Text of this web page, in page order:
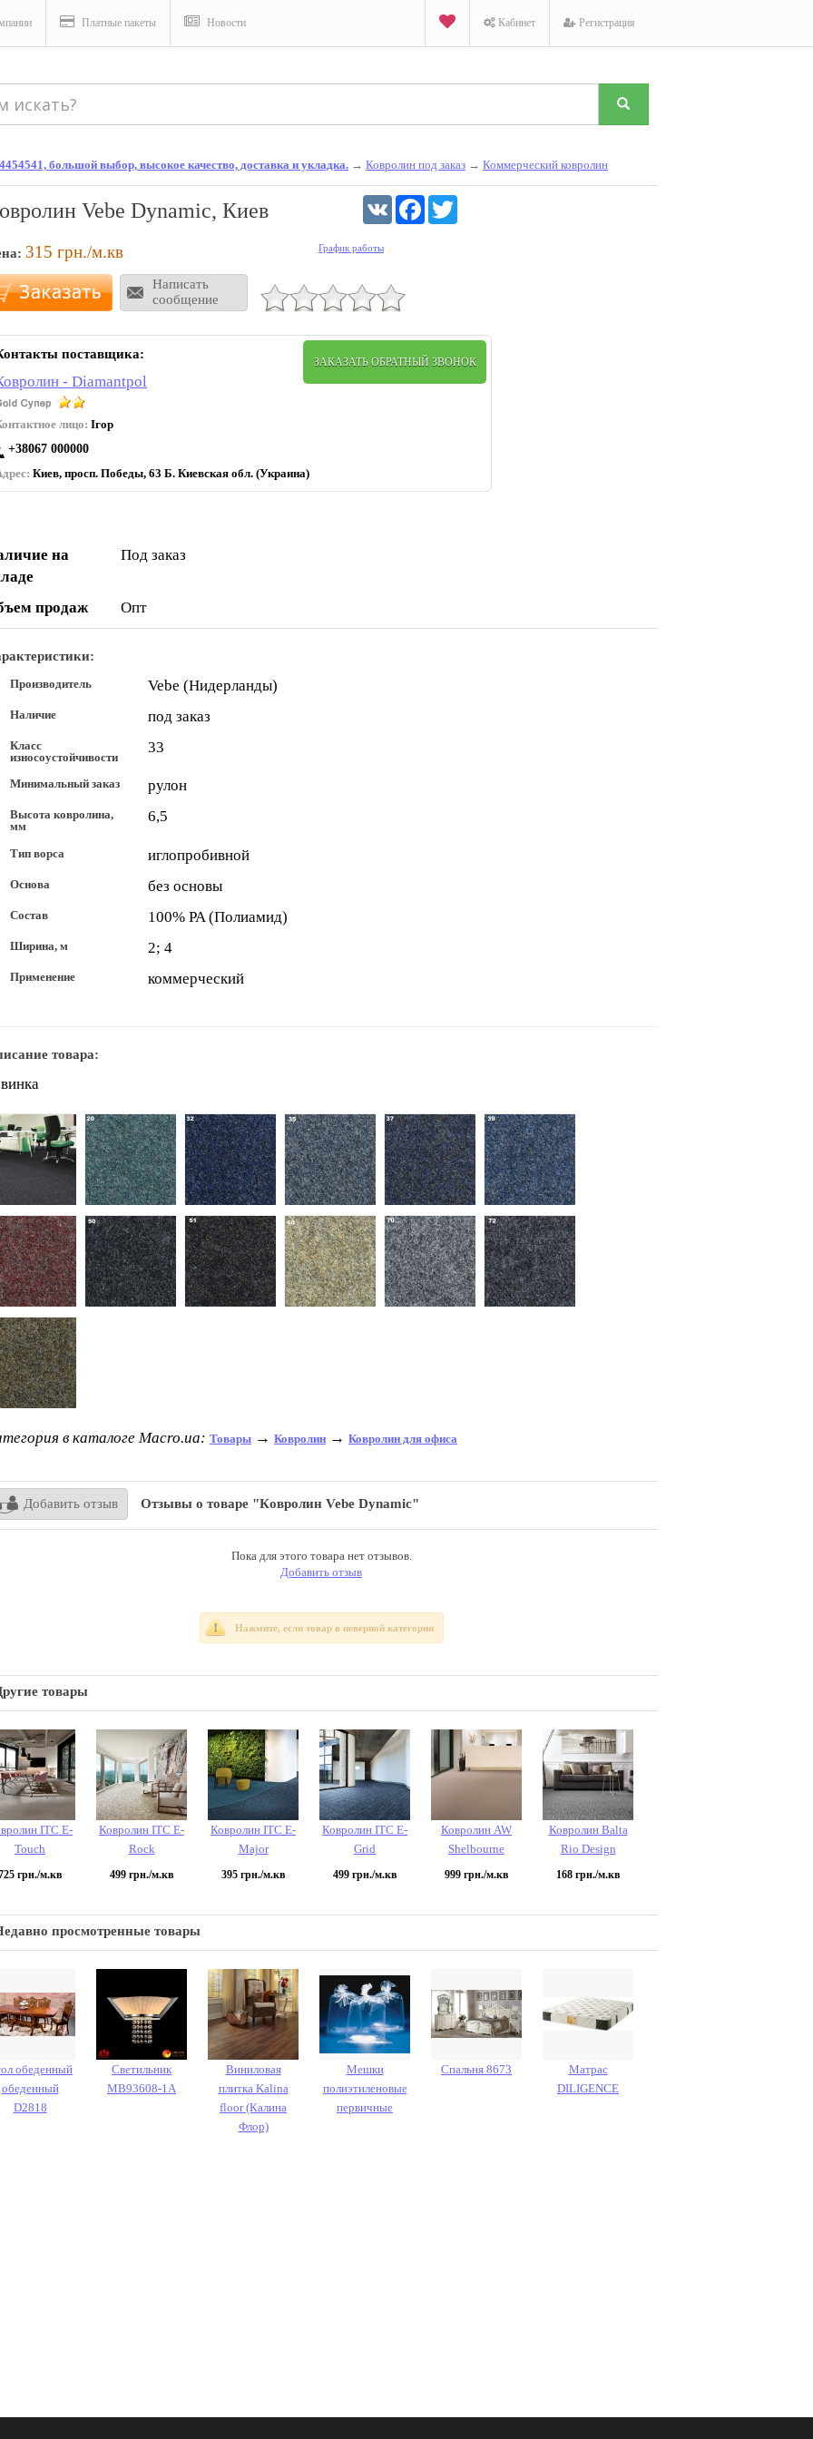
Платные пакеты Новости Кабинет Регистрация
большой выбор, высокое качество, доставка и укладка. → Ковролин под заказ → Коммерческий ковролин
Vebe Dynamic, Киев
315 грн./м.кв
Написать
сообщение
График работы
VK Facebook
поставщика:
- Diamantpol
лицо: Ігор
+38067 000000
Киев, просп. Победы, 63 Б. Киевская обл. (Украина)
ЗАКАЗАТЬ ОБРАТНЫЙ ЗВОНОК
на
Под заказ
продаж Опт
Производитель Vebe (Нидерланды)
Наличие под заказ
Класс
износоустойчивости
33
Минимальный заказ рулон
Высота ковролина,
мм
6,5
Тип ворса иглопробивной
Основа без основы
Состав 100% PA (Полиамид)
Ширина, м 2; 4
Применение коммерческий
товара:
в каталоге Macro.ua: Товары → Ковролин → Ковролин для офиса
Добавить отзыв Отзывы о товаре "Кoврoлин Vebe Dynamic"
Пока для этого товара нет отзывов.
Добавить отзыв
Нажмите, если товар в неверной категории
товары
ITC E-
Touch
грн./м.кв
Ковролин ITC E-
Rock
499 грн./м.кв
Ковролин ITC E-
Major
395 грн./м.кв
Ковролин ITC E-
Grid
499 грн./м.кв
Ковролин AW
Shelbourne
999 грн./м.кв
Ковролин Balta
Rio Design
168 грн./м.кв
просмотренные товары
обеденный
обеденный
D2818
Светильник
MB93608-1A
Виниловая
плитка Kalina
floor (Калина
Флор)
Мешки
полиэтиленовые
первичные
Спальня 8673
Матрас
DILIGENCE